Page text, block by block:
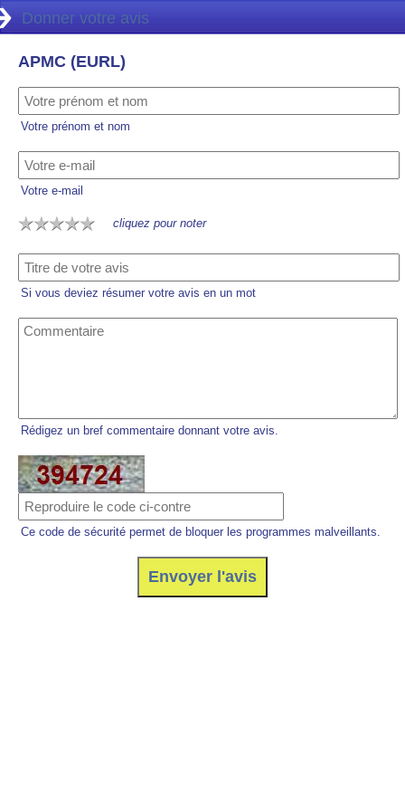
Donner votre avis
APMC (EURL)
Votre prénom et nom
Votre e-mail
cliquez pour noter
Si vous deviez résumer votre avis en un mot
Rédigez un bref commentaire donnant votre avis.
Ce code de sécurité permet de bloquer les programmes malveillants.